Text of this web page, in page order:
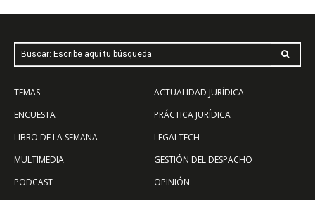
Buscar: Escribe aquí tu búsqueda
TEMAS
ENCUESTA
LIBRO DE LA SEMANA
MULTIMEDIA
PODCAST
ACTUALIDAD JURÍDICA
PRÁCTICA JURÍDICA
LEGALTECH
GESTIÓN DEL DESPACHO
OPINIÓN